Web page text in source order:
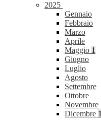
2025
Gennaio
Febbraio
Marzo
Aprile
Maggio 1
Giugno
Luglio
Agosto
Settembre
Ottobre
Novembre
Dicembre 1